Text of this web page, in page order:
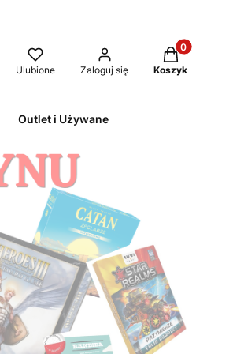
Ulubione Zaloguj się
Produkty w
Koszyk
Outlet i Używane